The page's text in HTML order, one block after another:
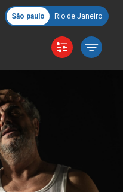
São paulo Rio de Janeiro